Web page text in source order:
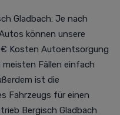
Gladbach: Je nach
können unsere
Kosten Autoentsorgung
Fällen einfach
ist die
Fahrzeugs für einen
Bergisch Gladbach